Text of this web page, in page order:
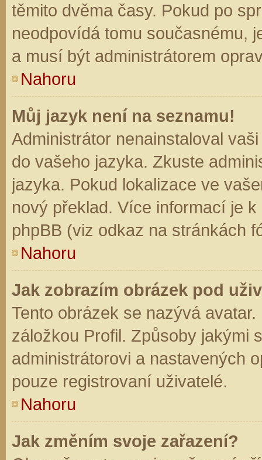
těmito dvěma časy. Pokud po
neodpovídá tomu současnému,
a musí být administrátorem
Nahoru
Můj jazyk není na seznamu!
Administrátor nenainstaloval
do vašeho jazyka. Zkuste
jazyka. Pokud lokalizace ve
nový překlad. Více informací je
phpBB (viz odkaz na stránkách
Nahoru
Jak zobrazím obrázek pod
Tento obrázek se nazývá
záložkou Profil. Způsoby jakými
administrátorovi a nastavených
pouze registrovaní uživatelé.
Nahoru
Jak změním svoje zařazení?